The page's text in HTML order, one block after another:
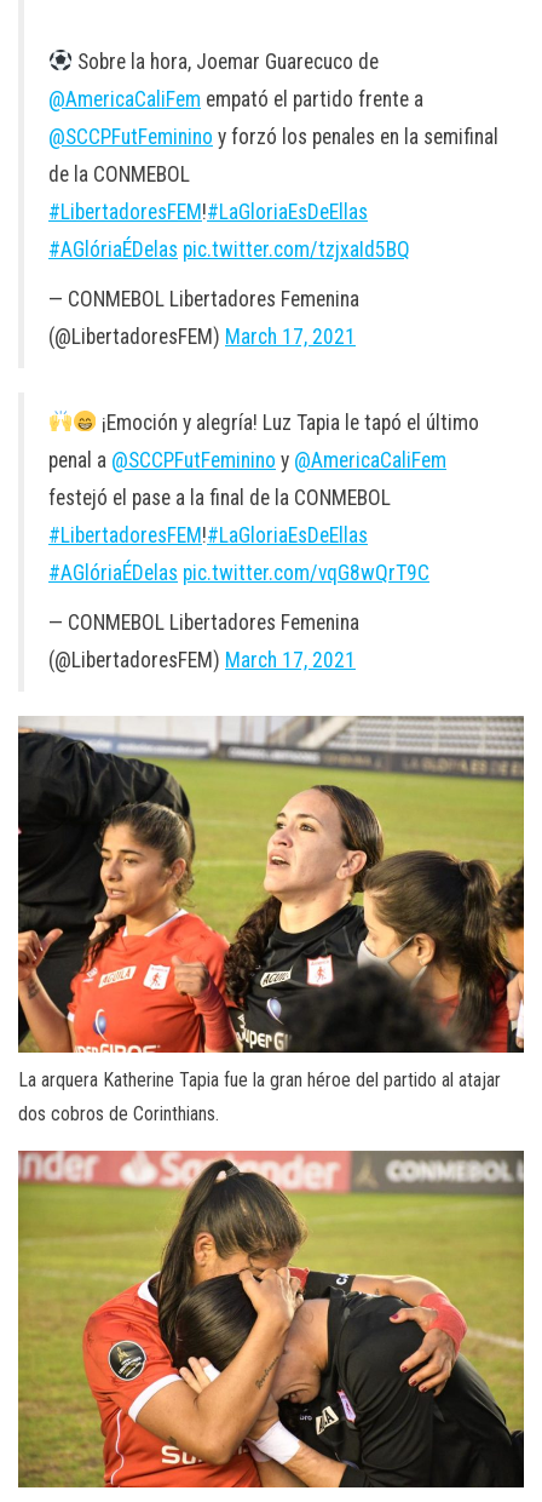
Sobre la hora, Joemar Guarecuco de
@AmericaCaliFem empató el partido frente a
@SCCPFutFeminino y forzó los penales en la semifinal
de la CONMEBOL
#LibertadoresFEM!#LaGloriaEsDeEllas
#AGlóriaÉDelas pic.twitter.com/tzjxaId5BQ
— CONMEBOL Libertadores Femenina
(@LibertadoresFEM) March 17, 2021
¡Emoción y alegría! Luz Tapia le tapó el último
penal a @SCCPFutFeminino y @AmericaCaliFem
festejó el pase a la final de la CONMEBOL
#LibertadoresFEM!#LaGloriaEsDeEllas
#AGlóriaÉDelas pic.twitter.com/vqG8wQrT9C
— CONMEBOL Libertadores Femenina
(@LibertadoresFEM) March 17, 2021
La arquera Katherine Tapia fue la gran héroe del partido al atajar
dos cobros de Corinthians.